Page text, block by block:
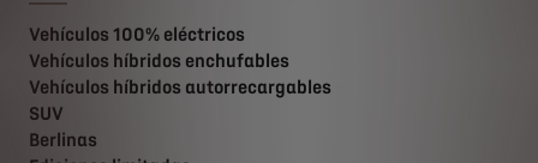
Vehículos 100% eléctricos
Vehículos híbridos enchufables
Vehículos híbridos autorrecargables
SUV
Berlinas